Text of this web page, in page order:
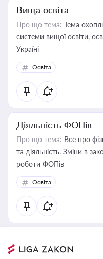
Вища освіта
Про що тема: Тема
системи вищої освіти,
Україні
Освіта
Діяльність ФОПів
Про що тема: Все про
та діяльність. Зміни в
роботи ФОПів
Освіта